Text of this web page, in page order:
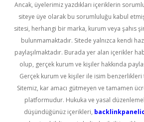
Ancak, üyelerimiz yazdıkları içeriklerin
siteye üye olarak bu sorumluluğu kabul
sitesi, herhangi bir marka, kurum veya şahıs
bulunmamaktadır. Sitede yalnızca kendi
paylaşılmaktadır. Burada yer alan içerikler
olup, gerçek kurum ve kişiler hakkında
Gerçek kurum ve kişiler ile isim
Sitemiz, kar amacı gütmeyen ve tamamen
platformudur. Hukuka ve yasal
düşündüğünüz içerikleri,